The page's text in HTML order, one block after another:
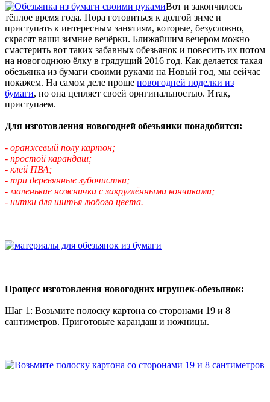
Вот и закончилось
тёплое время года. Пора готовиться к долгой зиме и
приступать к интересным занятиям, которые, безусловно,
скрасят ваши зимние вечёрки. Ближайшим вечером можно
смастерить вот таких забавных обезьянок и повесить их потом
на новогоднюю ёлку в грядущий 2016 год. Как делается такая
обезьянка из бумаги своими руками на Новый год, мы сейчас
покажем. На самом деле проще новогодней поделки из
бумаги, но она цепляет своей оригинальностью. Итак,
приступаем.
Для изготовления новогодней обезьянки понадобится:
- оранжевый полу картон;
- простой карандаш;
- клей ПВА;
- три деревянные зубочистки;
- маленькие ножнички с закруглёнными кончиками;
- нитки для шитья любого цвета.
Процесс изготовления новогодних игрушек-обезьянок:
Шаг 1: Возьмите полоску картона со сторонами 19 и 8
сантиметров. Приготовьте карандаш и ножницы.